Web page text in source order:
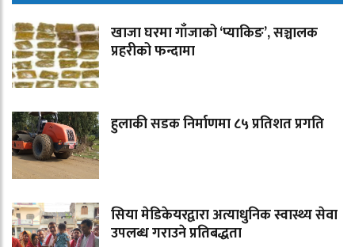
खाजा घरमा गाँजाको ‘प्याकिङ’, सञ्चालक
प्रहरीको फन्दामा
हुलाकी सडक निर्माणमा ८५ प्रतिशत प्रगति
सिया मेडिकेयरद्वारा अत्याधुनिक स्वास्थ्य सेवा
उपलब्ध गराउने प्रतिबद्धता